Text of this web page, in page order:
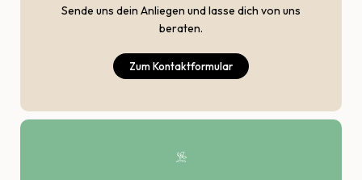
Sende uns dein Anliegen und lasse dich von uns
beraten.
Zum Kontaktformular